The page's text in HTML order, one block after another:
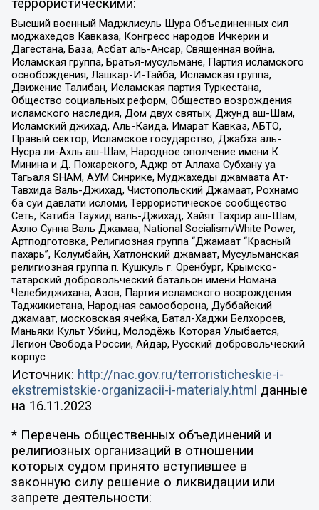
террористическими:
Высший военный Маджлисуль Шура Объединенных сил
моджахедов Кавказа, Конгресс народов Ичкерии и
Дагестана, База, Асбат аль-Ансар, Священная война,
Исламская группа, Братья-мусульмане, Партия исламского
освобождения, Лашкар-И-Тайба, Исламская группа,
Движение Талибан, Исламская партия Туркестана,
Общество социальных реформ, Общество возрождения
исламского наследия, Дом двух святых, Джунд аш-Шам,
Исламский джихад, Аль-Каида, Имарат Кавказ, АБТО,
Правый сектор, Исламское государство, Джабха аль-
Нусра ли-Ахль аш-Шам, Народное ополчение имени К.
Минина и Д. Пожарского, Аджр от Аллаха Субхану уа
Тагьаля SHAM, АУМ Синрике, Муджахеды джамаата Ат-
Тавхида Валь-Джихад, Чистопольский Джамаат, Рохнамо
ба суи давлати исломи, Террористическое сообщество
Сеть, Катиба Таухид валь-Джихад, Хайят Тахрир аш-Шам,
Ахлю Сунна Валь Джамаа, National Socialism/White Power,
Артподготовка, Религиозная группа “Джамаат “Красный
пахарь”, Колумбайн, Хатлонский джамаат, Мусульманская
религиозная группа п. Кушкуль г. Оренбург, Крымско-
татарский добровольческий батальон имени Номана
Челебиджихана, Азов, Партия исламского возрождения
Таджикистана, Народная самооборона, Дуббайский
джамаат, московская ячейка, Батал-Хаджи Белхороев,
Маньяки Культ Убийц, Молодёжь Которая Улыбается,
Легион Свобода России, Айдар, Русский добровольческий
корпус
Источник: http://nac.gov.ru/terroristicheskie-i-
ekstremistskie-organizacii-i-materialy.html данные
на 16.11.2023
* Перечень общественных объединений и
религиозных организаций в отношении
которых судом принято вступившее в
законную силу решение о ликвидации или
запрете деятельности: